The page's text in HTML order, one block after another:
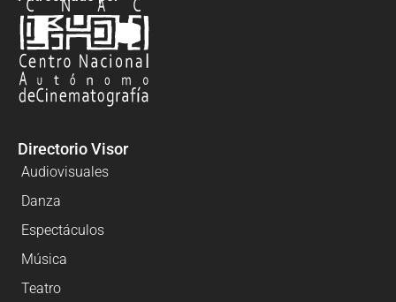
Directorio Visor
Audiovisuales
Danza
Espectáculos
Música
Teatro